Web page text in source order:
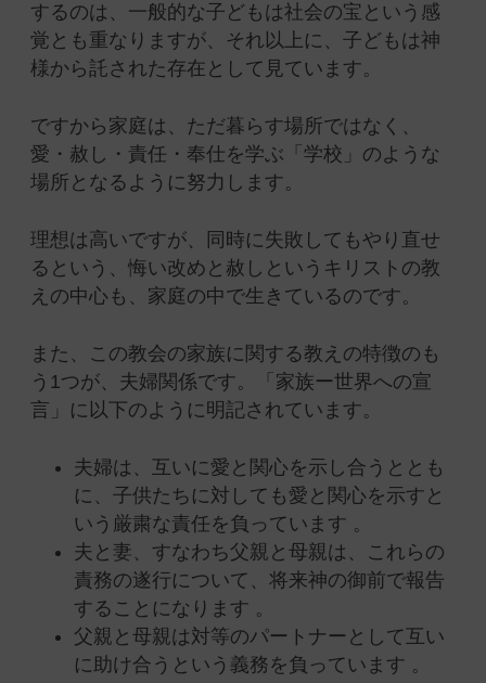
するのは、一般的な子どもは社会の宝という感
覚とも重なりますが、それ以上に、子どもは神
様から託された存在として見ています。
ですから家庭は、ただ暮らす場所ではなく、
愛・赦し・責任・奉仕を学ぶ「学校」のような
場所となるように努力します。
理想は高いですが、同時に失敗してもやり直せ
るという、悔い改めと赦しというキリストの教
えの中心も、家庭の中で生きているのです。
また、この教会の家族に関する教えの特徴のも
う1つが、夫婦関係です。「家族ー世界への宣
言」に以下のように明記されています。
夫婦は、互いに愛と関心を示し合うととも
に、子供たちに対しても愛と関心を示すと
いう厳粛な責任を負っています 。
夫と妻、すなわち父親と母親は、これらの
責務の遂行について、将来神の御前で報告
することになります 。
父親と母親は対等のパートナーとして互い
に助け合うという義務を負っています 。